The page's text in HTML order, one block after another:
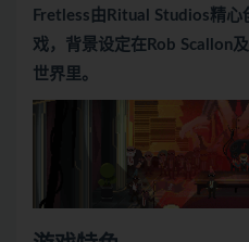
Fretless由Ritual Studios精
戏，背景设定在Rob Scallon
世界里。